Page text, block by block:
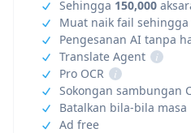
Sehingga 150,000
Muat naik fail sehingga
Pengesanan AI tanpa
Translate Agent
i
Pro OCR
i
Sokongan sambungan
Batalkan bila-bila masa
Ad free